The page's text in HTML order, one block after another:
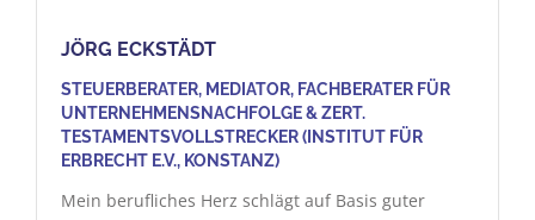
JÖRG ECKSTÄDT
STEUERBERATER, MEDIATOR, FACHBERATER FÜR
UNTERNEHMENSNACHFOLGE & ZERT.
TESTAMENTSVOLLSTRECKER (INSTITUT FÜR
ERBRECHT E.V., KONSTANZ)
Mein berufliches Herz schlägt auf Basis guter